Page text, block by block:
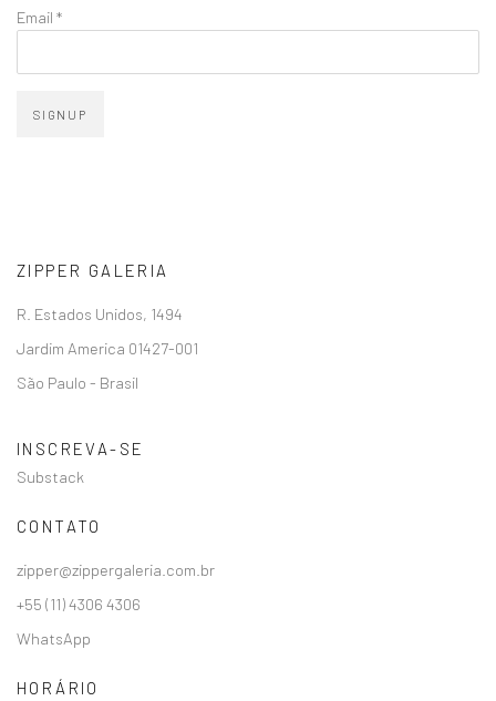
Email *
SIGNUP
ZIPPER GALERIA
R. Estados Unidos, 1494
Jardim America 01427-001
São Paulo - Brasil
INSCREVA-SE
Substack
CONTATO
zipper@zippergaleria.com.br
+55 (11) 4306 4306
WhatsApp
HORÁRIO